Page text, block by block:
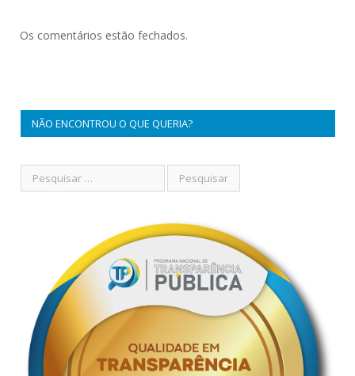
Os comentários estão fechados.
NÃO ENCONTROU O QUE QUERIA?